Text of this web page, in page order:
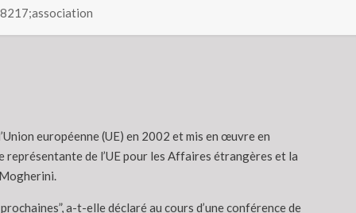
européenne (UE) en 2002 et mis en œuvre en
de l’UE pour les Affaires étrangères et la
a-t-elle déclaré au cours d’une conférence de